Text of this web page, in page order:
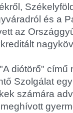
és a
az
diótörő"
Szolgálat
számára